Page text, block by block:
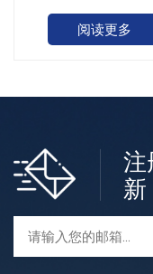
阅读更多
注
新